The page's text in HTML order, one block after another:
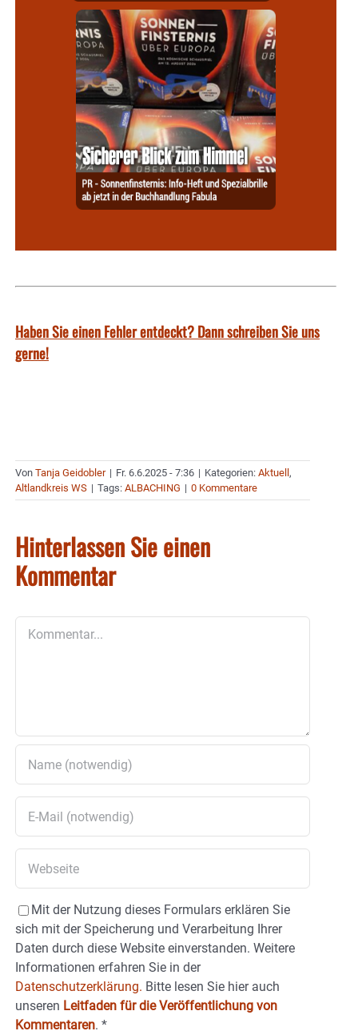
Haben Sie einen Fehler entdeckt? Dann schreiben Sie uns
gerne!
Von Tanja Geidobler | Fr. 6.6.2025 - 7:36 | Kategorien: Aktuell ,
Altlandkreis WS | Tags: ALBACHING | 0 Kommentare
Hinterlassen Sie einen
Kommentar
Mit der Nutzung dieses Formulars erklären Sie
sich mit der Speicherung und Verarbeitung Ihrer
Daten durch diese Website einverstanden. Weitere
Informationen erfahren Sie in der
Datenschutzerklärung. Bitte lesen Sie hier auch
unseren Leitfaden für die Veröffentlichung von
Kommentaren. *